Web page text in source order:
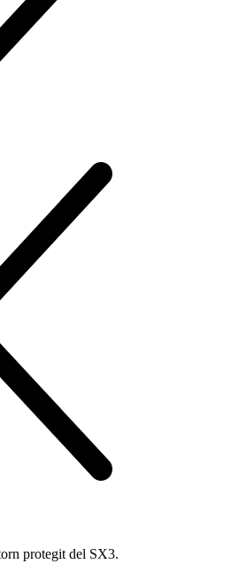
protegit del SX3.